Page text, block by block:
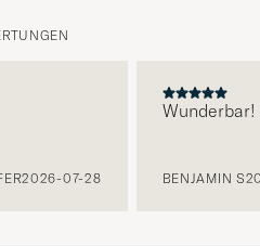
2026-07-28
Wunderbar!
BENJAMIN S